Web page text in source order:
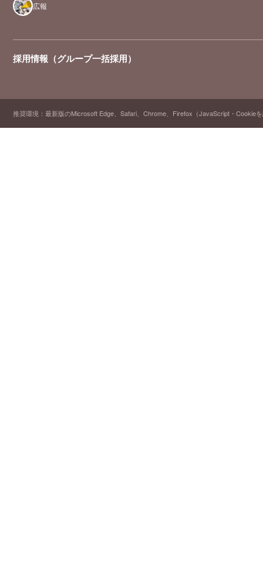
広報
採用情報（グループ一括採用）
推奨環境：最新版のMicrosoft Edge、Safari、Chrome、Firefox（JavaScript・Cookie